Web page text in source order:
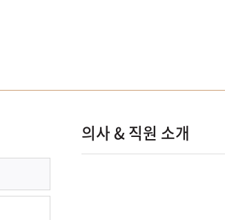
의사 & 직원 소개